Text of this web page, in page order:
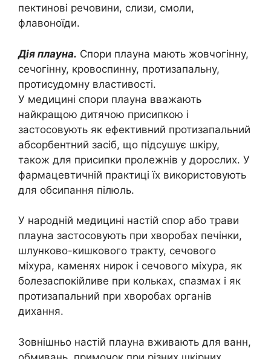
пектинові речовини, слизи, смоли,
флавоноїди.
Дія плауна. Спори плауна мають жовчогінну,
сечогінну, кровоспинну, протизапальну,
протисудомну властивості.
У медицині спори плауна вважають
найкращою дитячою присипкою і
застосовують як ефективний протизапальний
абсорбентний засіб, що підсушує шкіру,
також для присипки пролежнів у дорослих. У
фармацевтичній практиці їх використовують
для обсипання пілюль.
У народній медицині настій спор або трави
плауна застосовують при хворобах печінки,
шлунково-кишкового тракту, сечового
міхура, каменях нирок і сечового міхура, як
болезаспокійливе при кольках, спазмах і як
протизапальний при хворобах органів
дихання.
Зовнішньо настій плауна вживають для ванн,